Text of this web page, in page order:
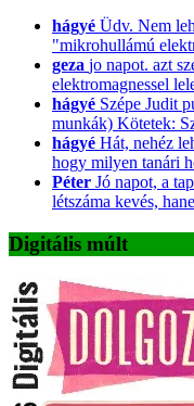
hágyé Üdv. Nem
"mikrohullámú
geza jo napot. azt
elektromagnessel
hágyé Szépe Judit
munkák) Kötetek:
hágyé Hát, nehéz
hogy milyen tanári
Péter Jó napot, a
létszáma kevés,
Digitális múlt